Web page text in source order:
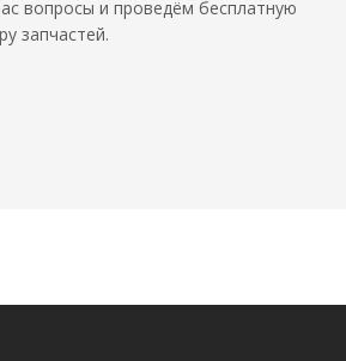
вопросы и проведём бесплатную
запчастей.